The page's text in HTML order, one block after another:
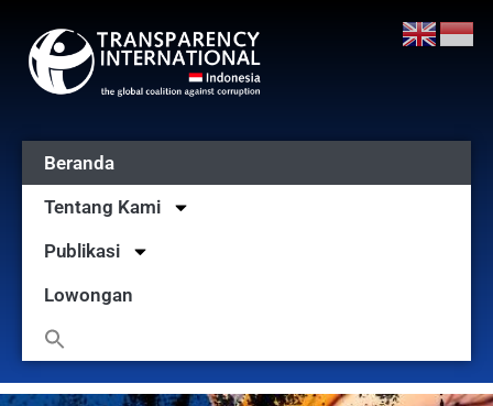
Beranda
Tentang Kami
Publikasi
Lowongan